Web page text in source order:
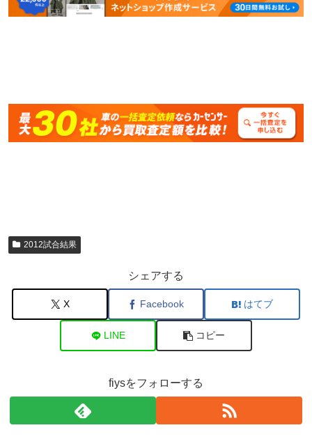
2012試合結果
シェアする
X Facebook はてブ
LINE コピー
fiysをフォローする